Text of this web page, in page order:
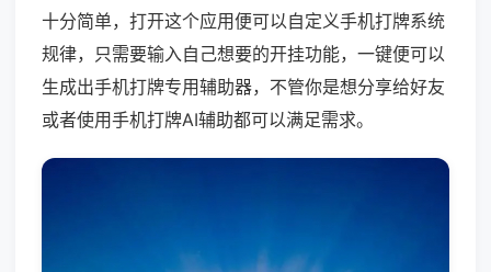
十分简单，打开这个应用便可以自定义手机打牌系统
规律，只需要输入自己想要的开挂功能，一键便可以
生成出手机打牌专用辅助器，不管你是想分享给好友
或者使用手机打牌AI辅助都可以满足需求。